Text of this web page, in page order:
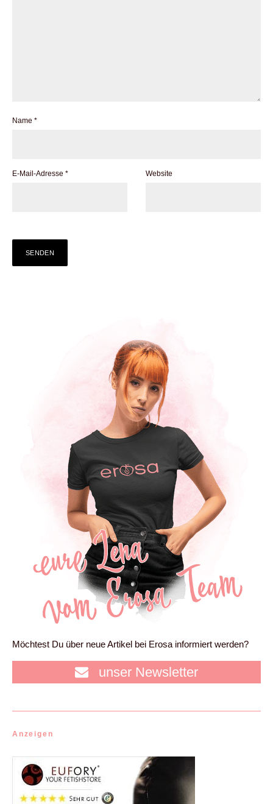
Name *
E-Mail-Adresse * Website
Möchtest Du über neue Artikel bei Erosa informiert werden?
unser Newsletter
Anzeigen